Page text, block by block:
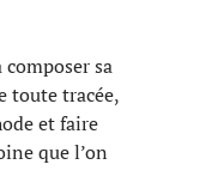
sa
toute tracée,
et faire
que l’on